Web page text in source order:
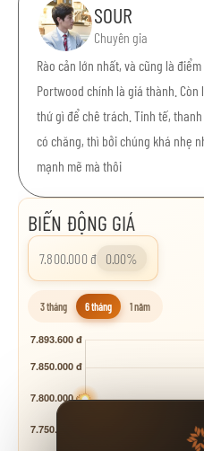
SOUR
Chuyên gia
Rào cản lớn nhất, và cũng là
Portwood chính là giá thành.
thứ gì để chê trách. Tinh tế,
có chăng, thì bởi chúng khá nhẹ
mạnh mẽ mà thôi
BIẾN ĐỘNG GIÁ
7.800.000 đ 0.00%
3 tháng 6 tháng 1 năm